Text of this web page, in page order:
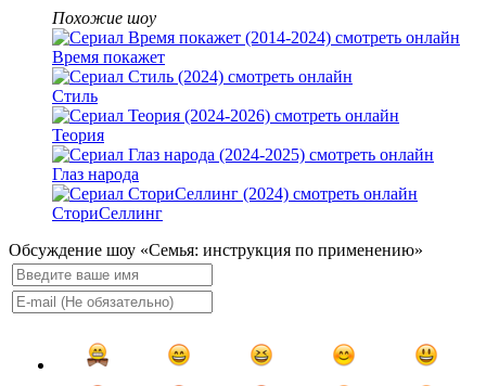
Похожие шоу
Время покажет
Стиль
Теория
Глаз народа
СториСеллинг
Обсуждение шоу «Семья: инструкция по применению»